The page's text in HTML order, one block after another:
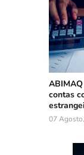
contas
07